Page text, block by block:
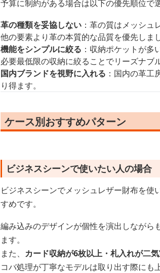
予算に制約がある場合は以下の優先順位で
革の種類を妥協しない ：革の質はメッシュ
他の要素より革の本質的な品質を優先しまし
機能をシンプルに絞る ：収納ポケットが多
必要最低限の収納に絞ることでリーズナブ
国内ブランドを視野に入れる ：国内の革
り得ます。
ケース別おすすめパターン
ビジネスシーンで使いたい人の場合
ビジネスシーンでメッシュレザー財布を使
すめです。
編み込みのデザインが個性を演出しながら
ます。
また、 カード収納が6枚以上・札入れが二
コバ処理が丁寧なモデルは取り出す際にも